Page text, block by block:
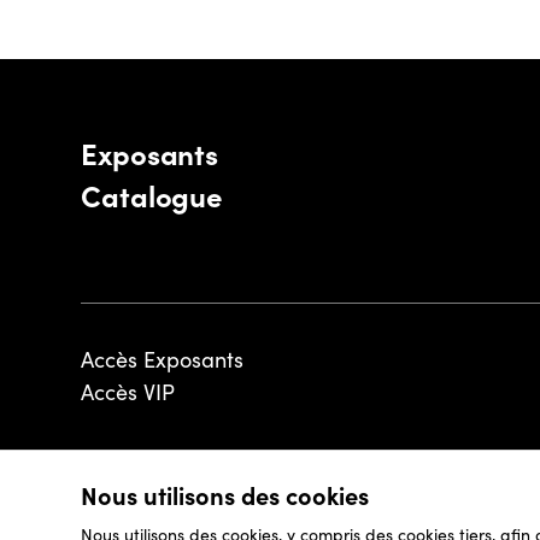
Nous utilisons des cookies
Nous utilisons des cookies, y compris des cookies tiers,
Exposants
Catalogue
Accès Exposants
Accès VIP
© 2026 - Luxembourg Art Week S.A.